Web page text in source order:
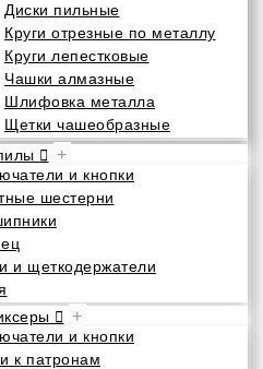
Диски пильные
Круги отрезные по металлу
Круги лепестковые
Чашки алмазные
Шлифовка металла
Щетки чашеобразные
+
и кнопки
шестерни
и щеткодержатели
+
и кнопки
к патронам